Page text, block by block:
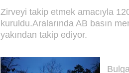
Zirveyi takip etmek amacıyla
kuruldu.Aralarında AB basın
yakından takip ediyor.